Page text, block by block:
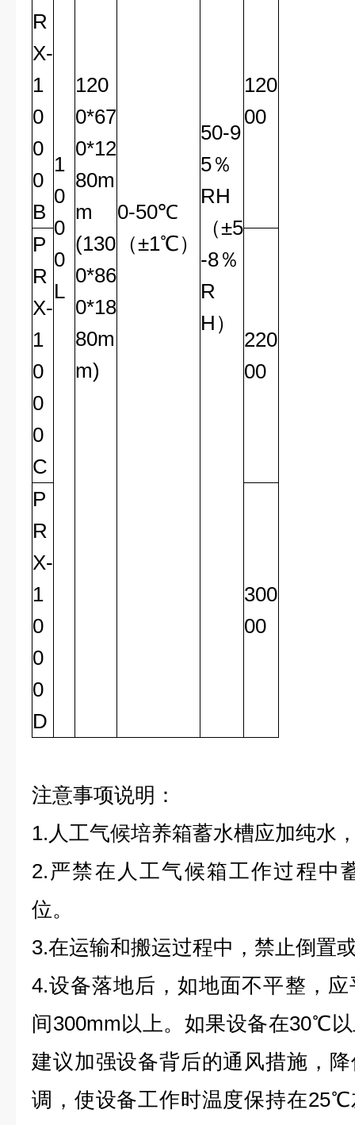
1
0
0
0
L
120
0*67
0*12
80m
m
(130
0*86
0*18
80m
m)
0-50℃
（±1℃）
50-9
5％
RH
（±5
-8％
R
H）
R
X-
1
0
0
0
B
120
00
P
R
X-
1
0
0
0
C
220
00
P
R
X-
1
0
0
0
D
300
00
注意事项说明：
1.人工气候培养箱蓄水槽应加纯水
2.严禁在人工气候箱工作过程中
位。
3.在运输和搬运过程中，禁止倒置
4.设备落地后，如地面不平整，
间300mm以上。如果设备在30℃
建议加强设备背后的通风措施，
调，使设备工作时温度保持在